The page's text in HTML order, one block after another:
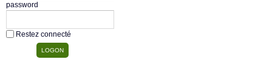
password
Restez connecté